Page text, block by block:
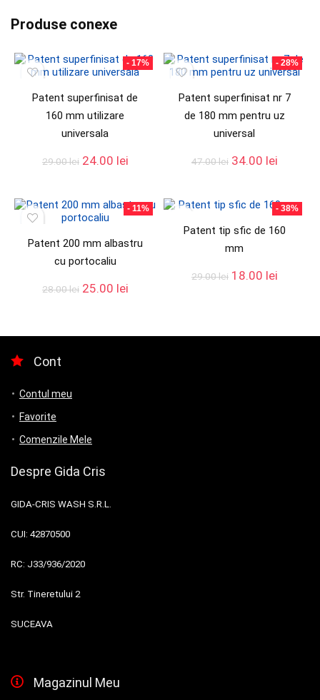
Produse conexe
- 17%
Patent superfinisat de
160 mm utilizare
universala
29.00lei 24.00 lei
- 28%
Patent superfinisat nr 7
de 180 mm pentru uz
universal
47.00lei 34.00 lei
- 11%
Patent 200 mm albastru
cu portocaliu
28.00lei 25.00 lei
- 38%
Patent tip sfic de 160
mm
29.00lei 18.00 lei
Cont
Contul meu
Favorite
Comenzile Mele
Despre Gida Cris
GIDA-CRIS WASH S.R.L.
CUI: 42870500
RC: J33/936/2020
Str. Tineretului 2
SUCEAVA
Magazinul Meu